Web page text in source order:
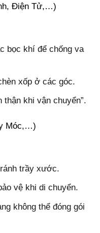
Điện Tử,…)
bọc khí để chống va
xốp ở các góc.
thận khi vận chuyển”.
Móc,…)
trầy xước.
vệ khi di chuyển.
không thể đóng gói